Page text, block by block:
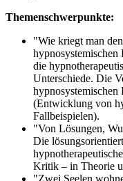
Themenschwerpunkte:
"Wie kriegt man
hypnosystemischen
die
Unterschiede. Die
hypnosystemischen
(Entwicklung von
Fallbeispielen).
"Von Lösungen,
Die
Kritik – in Theorie
"Zwei Seelen